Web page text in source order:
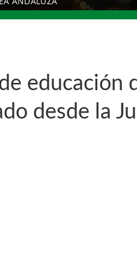
educación
desde la